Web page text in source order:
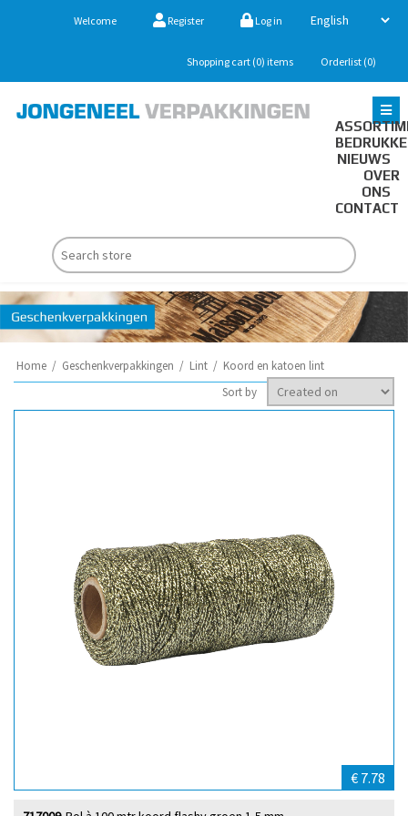
Welcome Register Log in
Shopping cart (0) items Orderlist (0)
NIEUWS
OVER
ONS
CONTACT
Home / Geschenkverpakkingen / Lint / Koord en katoen lint
Sort by
€ 7.78